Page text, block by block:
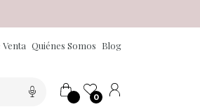
Venta Quiénes Somos Blog
0